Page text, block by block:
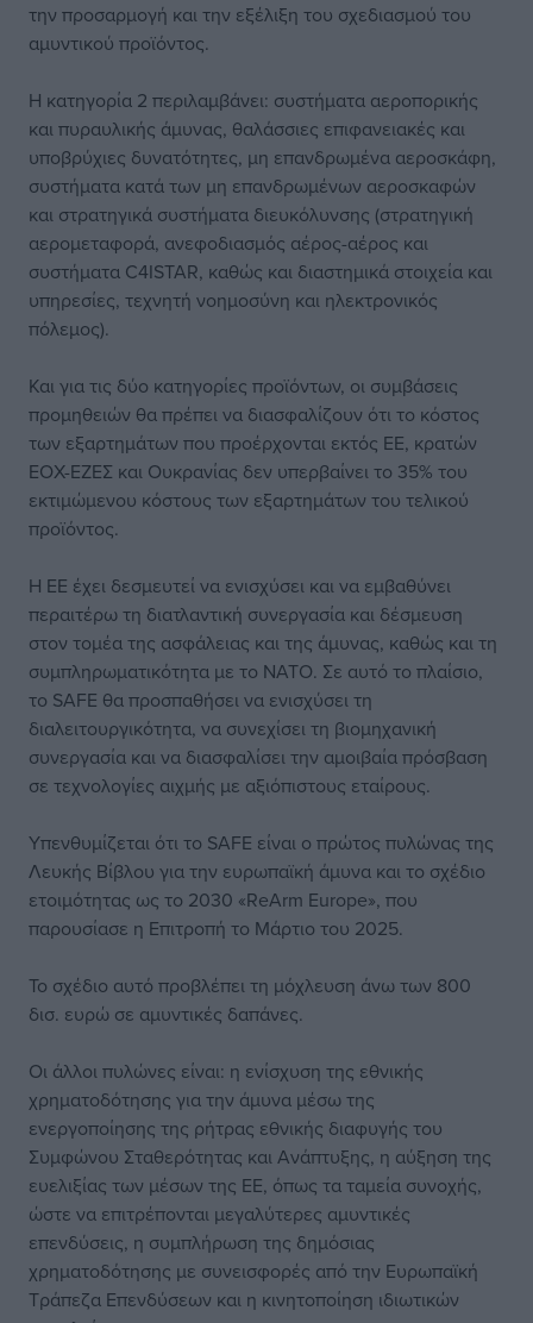
την προσαρμογή και την εξέλιξη του σχεδιασμού του
αμυντικού προϊόντος.
Η κατηγορία 2 περιλαμβάνει: συστήματα αεροπορικής
και πυραυλικής άμυνας, θαλάσσιες επιφανειακές και
υποβρύχιες δυνατότητες, μη επανδρωμένα αεροσκάφη,
συστήματα κατά των μη επανδρωμένων αεροσκαφών
και στρατηγικά συστήματα διευκόλυνσης (στρατηγική
αερομεταφορά, ανεφοδιασμός αέρος-αέρος και
συστήματα C4ISTAR, καθώς και διαστημικά στοιχεία και
υπηρεσίες, τεχνητή νοημοσύνη και ηλεκτρονικός
πόλεμος).
Και για τις δύο κατηγορίες προϊόντων, οι συμβάσεις
προμηθειών θα πρέπει να διασφαλίζουν ότι το κόστος
των εξαρτημάτων που προέρχονται εκτός ΕΕ, κρατών
ΕΟΧ-ΕΖΕΣ και Ουκρανίας δεν υπερβαίνει το 35% του
εκτιμώμενου κόστους των εξαρτημάτων του τελικού
προϊόντος.
Η ΕΕ έχει δεσμευτεί να ενισχύσει και να εμβαθύνει
περαιτέρω τη διατλαντική συνεργασία και δέσμευση
στον τομέα της ασφάλειας και της άμυνας, καθώς και τη
συμπληρωματικότητα με το ΝΑΤΟ. Σε αυτό το πλαίσιο,
το SAFE θα προσπαθήσει να ενισχύσει τη
διαλειτουργικότητα, να συνεχίσει τη βιομηχανική
συνεργασία και να διασφαλίσει την αμοιβαία πρόσβαση
σε τεχνολογίες αιχμής με αξιόπιστους εταίρους.
Υπενθυμίζεται ότι το SAFE είναι ο πρώτος πυλώνας της
Λευκής Βίβλου για την ευρωπαϊκή άμυνα και το σχέδιο
ετοιμότητας ως το 2030 «ReArm Europe», που
παρουσίασε η Επιτροπή το Μάρτιο του 2025.
Το σχέδιο αυτό προβλέπει τη μόχλευση άνω των 800
δισ. ευρώ σε αμυντικές δαπάνες.
Οι άλλοι πυλώνες είναι: η ενίσχυση της εθνικής
χρηματοδότησης για την άμυνα μέσω της
ενεργοποίησης της ρήτρας εθνικής διαφυγής του
Συμφώνου Σταθερότητας και Ανάπτυξης, η αύξηση της
ευελιξίας των μέσων της ΕΕ, όπως τα ταμεία συνοχής,
ώστε να επιτρέπονται μεγαλύτερες αμυντικές
επενδύσεις, η συμπλήρωση της δημόσιας
χρηματοδότησης με συνεισφορές από την Ευρωπαϊκή
Τράπεζα Επενδύσεων και η κινητοποίηση ιδιωτικών